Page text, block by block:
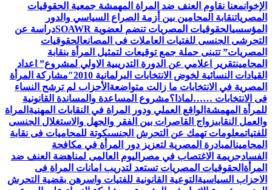
الإخوانمعنا نقاوم العنف ضد المراة المهمشة جمعية الحقوقيات
المصرياتنقابة المحامين بين أزمة الصراع السياسي والدور
المؤسسيالحقوقيات المصريات تنضم لعضوية SOAWR
دراسة عن
التحرشى الجنسى للفتيات العاملات فى المصانعالحقوقيات
المصريات” تتبنى حملة جمع توقيعات لتمثيل المرأة بنقابة
المحامينتقرير اعلامي عن الدورة التدريبية الاولي لمشروع” اعداد
القيادات النسائية لخوض الانتخابات البرلمانية 2010″
مشاركة المرأة
المصرية في الانتخابات ما زالت متواضعة الأحزاب لم ترشح النساء
فى الانتخابات ……لماذا؟مشروع المساعدة والمساندة القانونية
للمرأة المهمشة الواقع العملي ودور المراة في النقابات المهنية المراة
والعمل النقابىزواج القاصرات بين الفقر والجهل والاستغلال الجنسى
للفتياتمعلومات تهمك عن التحرش الجنسىكوتة للمحاميات فى نقابة
المحامينالمبادرة المصرية لتعزيز دور المرأة في مكافحة
الفسادجريمة الاغتصاب في مصر اليوم العالمى لمناهضة العنف ضد
المرأة الحقوقيات المصريات تستعد لتدريب امانات المراة فى
الاحزاب السياسية التوعية القانونية للفتيات واسرهن بقضية التحرش